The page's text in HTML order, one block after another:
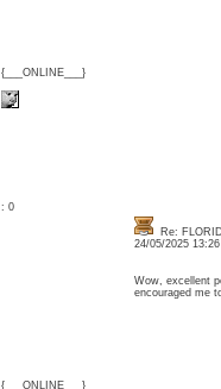
{___ONLINE___}
: 0
{___ONLINE___}
Re:
24/05/2025
Wow, excellent
encouraged me